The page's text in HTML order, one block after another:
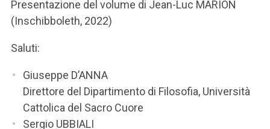
Presentazione del volume di Jean-Luc MARION
(Inschibboleth, 2022)
Saluti:
Giuseppe D’ANNA
Direttore del Dipartimento di Filosofia, Università
Cattolica del Sacro Cuore
Sergio UBBIALI